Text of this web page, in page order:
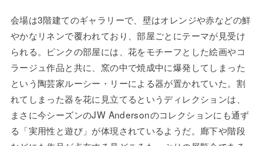
会場は3階建てのギャラリーで、壁はオレンジや赤などの鮮
やかなリネンで覆われており、部屋ごとにテーマが見受け
られる。ピンクの部屋には、花をモチーフとした絵画やコ
ラージュ作品と共に、窯の中で焼成中に爆発してしまった
という陶芸家ルーシー・リーによる器が置かれていた。割
れてしまった器を花に見立てるというディレクションは、
まさに今シーズンのJW Andersonのコレクションにも通ず
る「実用性と遊び」が体現されているようだ。廊下や階段